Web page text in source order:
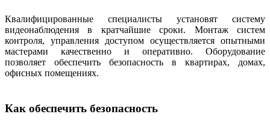
Квалифицированные специалисты установят систему
видеонаблюдения в кратчайшие сроки. Монтаж систем
контроля, управления доступом осуществляется опытными
мастерами качественно и оперативно. Оборудование
позволяет обеспечить безопасность в квартирах, домах,
офисных помещениях.
Как обеспечить безопасность